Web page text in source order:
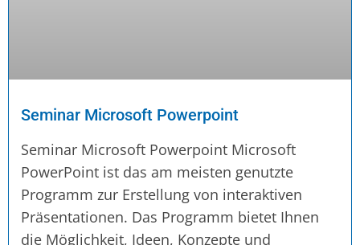
Seminar Microsoft Powerpoint
Seminar Microsoft Powerpoint Microsoft
PowerPoint ist das am meisten genutzte
Programm zur Erstellung von interaktiven
Präsentationen. Das Programm bietet Ihnen
die Möglichkeit, Ideen, Konzepte und